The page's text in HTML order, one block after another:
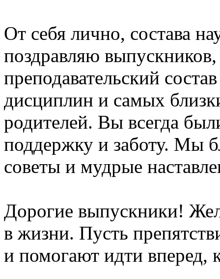
От себя лично, состава
поздравляю
преподавательский
дисциплин и самых
родителей. Вы всегда
поддержку и заботу. Мы
советы и мудрые
Дорогие выпускники!
в жизни. Пусть
и помогают идти вперед,